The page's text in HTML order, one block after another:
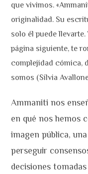
que vivimos.
originalidad. Su
solo él puede
página siguiente, te
complejidad cómica,
somos (Silvia
Ammaniti nos
en qué nos hemos
imagen pública,
perseguir
decisiones